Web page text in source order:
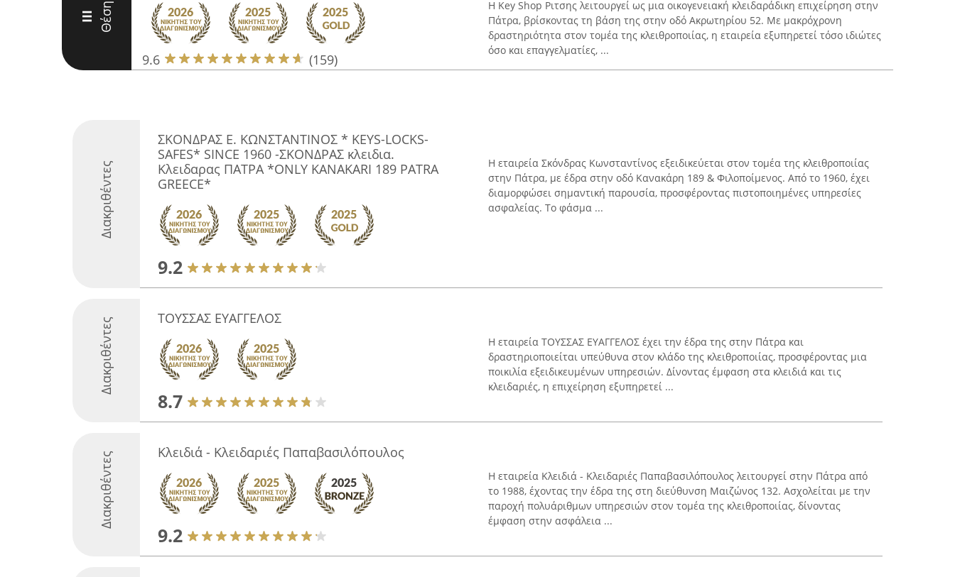
III Θέση
9.6 (159)
Η Key Shop Ριτσης λειτουργεί ως μια οικογενειακή κλειδαράδικη επιχείρηση στην
Πάτρα, βρίσκοντας τη βάση της στην οδό Ακρωτηρίου 52. Με μακρόχρονη
δραστηριότητα στον τομέα της κλειθροποιίας, η εταιρεία εξυπηρετεί τόσο ιδιώτες
όσο και επαγγελματίες, ...
Διακριθέντες
ΣΚΟΝΔΡΑΣ Ε. ΚΩΝΣΤΑΝΤΙΝΟΣ * KEYS-LOCKS-
SAFES* SINCE 1960 -ΣΚΟΝΔΡΑΣ κλειδια.
Κλειδαρας ΠΑΤΡΑ *ONLY KANAKARI 189 PATRA
GREECE*
9.2
Η εταιρεία Σκόνδρας Κωνσταντίνος εξειδικεύεται στον τομέα της κλειθροποιίας
στην Πάτρα, με έδρα στην οδό Κανακάρη 189 & Φιλοποίμενος. Από το 1960, έχει
διαμορφώσει σημαντική παρουσία, προσφέροντας πιστοποιημένες υπηρεσίες
ασφαλείας. Το φάσμα ...
Διακριθέντες ΤΟΥΣΣΑΣ ΕΥΑΓΓΕΛΟΣ
8.7
Η εταιρεία ΤΟΥΣΣΑΣ ΕΥΑΓΓΕΛΟΣ έχει την έδρα της στην Πάτρα και
δραστηριοποιείται υπεύθυνα στον κλάδο της κλειθροποιίας, προσφέροντας μια
ποικιλία εξειδικευμένων υπηρεσιών. Δίνοντας έμφαση στα κλειδιά και τις
κλειδαριές, η επιχείρηση εξυπηρετεί ...
Διακριθέντες Κλειδιά - Κλειδαριές Παπαβασιλόπουλος
9.2
Η εταιρεία Κλειδιά - Κλειδαριές Παπαβασιλόπουλος λειτουργεί στην Πάτρα από
το 1988, έχοντας την έδρα της στη διεύθυνση Μαιζώνος 132. Ασχολείται με την
παροχή πολυάριθμων υπηρεσιών στον τομέα της κλειθροποιίας, δίνoντας
έμφαση στην ασφάλεια ...